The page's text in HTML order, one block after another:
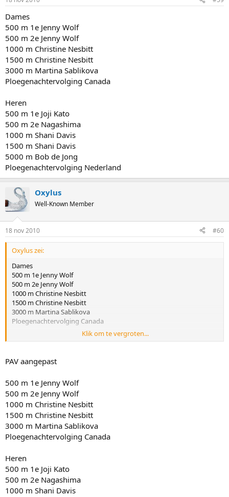
Dames
500 m 1e Jenny Wolf
500 m 2e Jenny Wolf
1000 m Christine Nesbitt
1500 m Christine Nesbitt
3000 m Martina Sablikova
Ploegenachtervolging Canada
Heren
500 m 1e Joji Kato
500 m 2e Nagashima
1000 m Shani Davis
1500 m Shani Davis
5000 m Bob de Jong
Ploegenachtervolging Nederland
Oxylus
Well-Known Member
18 nov 2010 #60
Oxylus zei:
Dames
500 m 1e Jenny Wolf
500 m 2e Jenny Wolf
1000 m Christine Nesbitt
1500 m Christine Nesbitt
3000 m Martina Sablikova
Ploegenachtervolging Canada
500 m 2e Nagashima
1000 m Shani Davis
5000 m Bob de Jong
Ploegenachtervolging Nederland
Klik om te vergroten...
PAV aangepast
500 m 1e Jenny Wolf
500 m 2e Jenny Wolf
1000 m Christine Nesbitt
1500 m Christine Nesbitt
3000 m Martina Sablikova
Ploegenachtervolging Canada
Heren
500 m 1e Joji Kato
500 m 2e Nagashima
1000 m Shani Davis